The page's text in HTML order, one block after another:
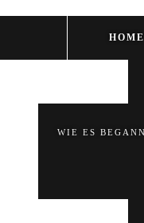
HOME
WIE ES BEGANN